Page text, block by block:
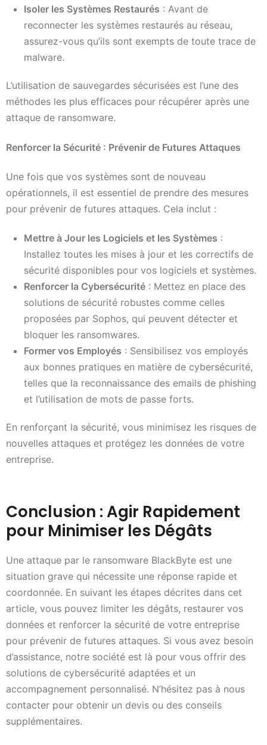
Isoler les Systèmes Restaurés : Avant de
reconnecter les systèmes restaurés au réseau,
assurez-vous qu’ils sont exempts de toute trace de
malware.
L’utilisation de sauvegardes sécurisées est l’une des
méthodes les plus efficaces pour récupérer après une
attaque de ransomware.
Renforcer la Sécurité : Prévenir de Futures Attaques
Une fois que vos systèmes sont de nouveau
opérationnels, il est essentiel de prendre des mesures
pour prévenir de futures attaques. Cela inclut :
Mettre à Jour les Logiciels et les Systèmes :
Installez toutes les mises à jour et les correctifs de
sécurité disponibles pour vos logiciels et systèmes.
Renforcer la Cybersécurité : Mettez en place des
solutions de sécurité robustes comme celles
proposées par Sophos, qui peuvent détecter et
bloquer les ransomwares.
Former vos Employés : Sensibilisez vos employés
aux bonnes pratiques en matière de cybersécurité,
telles que la reconnaissance des emails de phishing
et l’utilisation de mots de passe forts.
En renforçant la sécurité, vous minimisez les risques de
nouvelles attaques et protégez les données de votre
entreprise.
Conclusion : Agir Rapidement
pour Minimiser les Dégâts
Une attaque par le ransomware BlackByte est une
situation grave qui nécessite une réponse rapide et
coordonnée. En suivant les étapes décrites dans cet
article, vous pouvez limiter les dégâts, restaurer vos
données et renforcer la sécurité de votre entreprise
pour prévenir de futures attaques. Si vous avez besoin
d’assistance, notre société est là pour vous offrir des
solutions de cybersécurité adaptées et un
accompagnement personnalisé. N’hésitez pas à nous
contacter pour obtenir un devis ou des conseils
supplémentaires.